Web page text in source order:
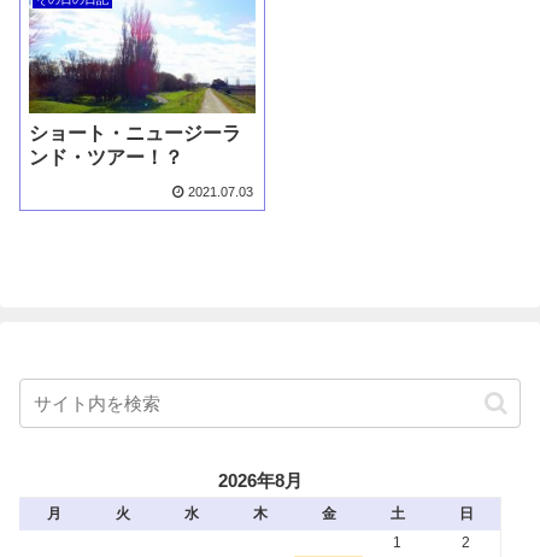
ショート・ニュージーラ
ンド・ツアー！？
2021.07.03
2026年8月
月 火 水 木 金 土
日
1
2